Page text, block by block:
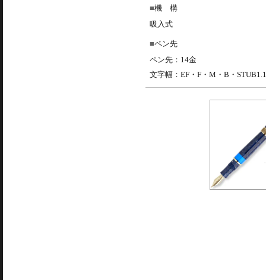
機 構
吸入式
ペン先
ペン先：14金
文字幅：EF・F・M・B・